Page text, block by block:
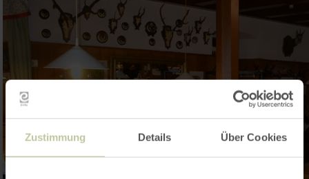
Zustimmung Details Über Cookies